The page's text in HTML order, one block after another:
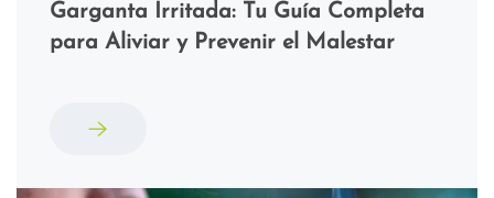
Garganta Irritada: Tu Guía Completa
para Aliviar y Prevenir el Malestar